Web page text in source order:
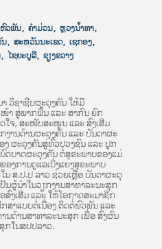
ຫົວພັນ, ຄໍາມ່ວນ, ຫຼວງນໍ້າທາ,
ນ, ສະຫວັນນະເຂດ, ເຊກອງ,
, ໄຊຍະບູລີ, ຊຽງຂວາງ
ວິຊາຊີບຜະດຸງຄັນ ໃຫ້ມີ
າ ສູ່ພາກພື້ນ ແລະ ສາກົນ ຍົກ
ໃຈ, ສະໜັບສະໜູນ ແລະ ສົ່ງເສີມ
ງານດ້ານຜະດຸງຄັນ ແລະ ບັນດາຜະ
ຜະດຸງຄັນສູ່ທົ່ວປວງຊົນ ແລະ ປູກ
ດບາດຜະດຸງຄັນ ຕໍ່ສຸຂະພາບຂອງແມ່
ອງການດູແລເບິ່ງແຍງສຸຂະພາບ
ນ ສ.ປ.ປ ລາວ ຊ່ວຍເຫຼືອ ບັນດາຜະດຸ
ນຜູ້ນຳໃນວຽກງານສາທາລະນະສຸກ
ສົ່ງເສີມ ແລະ ໃຫ້ໂອກາດສະມາຊິກ
ສາແບບຕໍ່ເນື່ອງ ຕິດຕໍ່ພົວພັນ ແລະ
ດ້ານສາທາລະນະສຸກ ເພື່ອ ສົ່ງຜົນ
ກໃນສປປລາວ.